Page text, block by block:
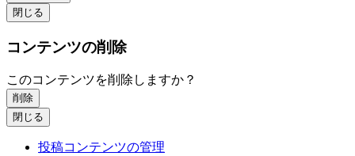
閉じる
コンテンツの削除
このコンテンツを削除しますか？
削除
閉じる
投稿コンテンツの管理